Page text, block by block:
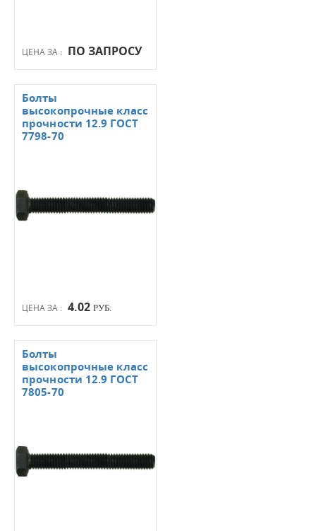
ЦЕНА ЗА : ПО ЗАПРОСУ
ЦЕНА ЗА : 4.02 РУБ.
Болты
высокопрочные класс
прочности 12.9 ГОСТ
7798-70
Болты
высокопрочные класс
прочности 12.9 ГОСТ
7805-70